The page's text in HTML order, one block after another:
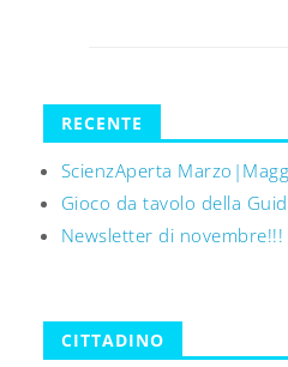
RECENTE
ScienzAperta
Gioco da tavolo della
Newsletter di novembre!!!
CITTADINO